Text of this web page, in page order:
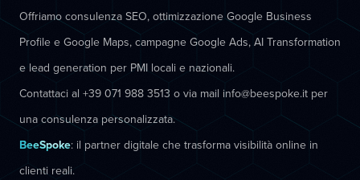
Offriamo consulenza SEO, ottimizzazione Google Business
Profile e Google Maps, campagne Google Ads, AI Transformation
e lead generation per PMI locali e nazionali.
Contattaci al +39 071 988 3513 o via mail info@beespoke.it per
una consulenza personalizzata.
BeeSpoke: il partner digitale che trasforma visibilità online in
clienti reali.